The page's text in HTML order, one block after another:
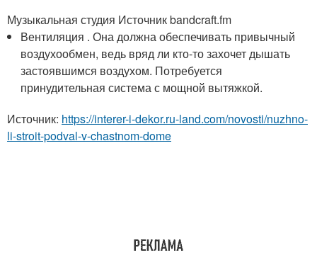
Музыкальная студия Источник bandcraft.fm
Вентиляция . Она должна обеспечивать привычный
воздухообмен, ведь вряд ли кто-то захочет дышать
застоявшимся воздухом. Потребуется
принудительная система с мощной вытяжкой.
Источник: https://interer-i-dekor.ru-land.com/novosti/nuzhno-
li-stroit-podval-v-chastnom-dome